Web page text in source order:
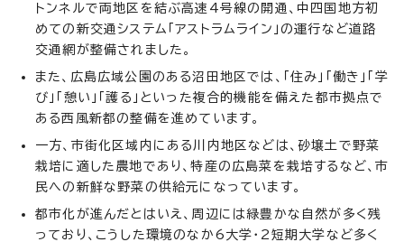
トンネルで両地区を結ぶ高速4号線の開通、中四国地方初
めての新交通システム「アストラムライン」の運行など道路
交通網が整備されました。
また、広島広域公園のある沼田地区では、「住み」「働き」「学
び」「憩い」「護る」といった複合的機能を備えた都市拠点で
ある西風新都の整備を進めています。
一方、市街化区域内にある川内地区などは、砂壌土で野菜
栽培に適した農地であり、特産の広島菜を栽培するなど、市
民への新鮮な野菜の供給元になっています。
都市化が進んだとはいえ、周辺には緑豊かな自然が多く残
っており、こうした環境のなか6大学・2短期大学など多く